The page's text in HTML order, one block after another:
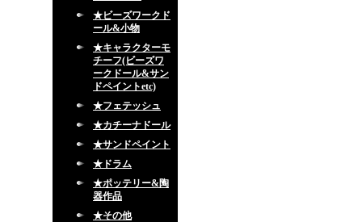
★ビーズワークド
ール&小物
★キャラクターモ
チーフ(ビーズワ
ークドール&サン
ドペイントetc)
★フェテッシュ
★カチーナドール
★サンドペイント
★ドラム
★ポッテリー&陶
器作品
★その他